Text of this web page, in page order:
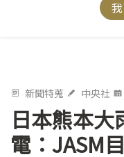
新聞特蒐 中央社
日本熊本
電：JASM